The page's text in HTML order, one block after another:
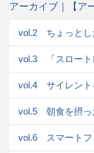
アーカイブ｜【ア
vol.2 ちょっとし
vol.3 「スロート
vol.4 サイレント
vol.5 朝食を摂っ
vol.6 スマートフ